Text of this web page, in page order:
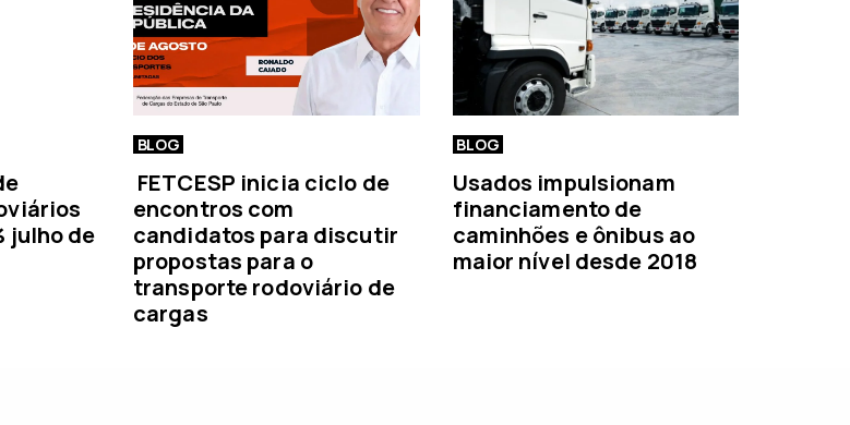
julho de
BLOG
FETCESP inicia ciclo de
encontros com
candidatos para discutir
propostas para o
transporte rodoviário de
cargas
BLOG
Usados impulsionam
financiamento de
caminhões e ônibus ao
maior nível desde 2018